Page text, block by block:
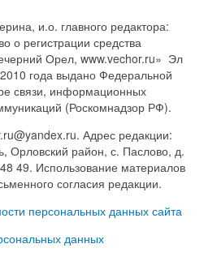
и.о. главного редактора:
о регистрации средства
Орел, www.vechor.ru» Эл
года выдано Федеральной
связи, информационных
(Роскомнадзор РФ).
Адрес редакции:
Орловский район, с. Паслово, д.
49. Использование материалов
согласия редакции.
персональных данных сайта
данных